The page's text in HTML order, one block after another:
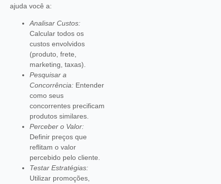
ajuda você a:
Analisar Custos:
Calcular todos os
custos envolvidos
(produto, frete,
marketing, taxas).
Pesquisar a
Concorrência: Entender
como seus
concorrentes precificam
produtos similares.
Perceber o Valor:
Definir preços que
reflitam o valor
percebido pelo cliente.
Testar Estratégias:
Utilizar promoções,